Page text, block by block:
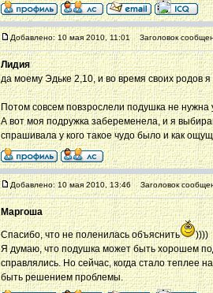
Добавлено: 10 мая 2010, 11:01 Заголовок
Лидия
да моему Эдьке 2,10, и во время своих родов
Потом совсем повзрослели подушка не нужна
А вот моя подружка забеременела, и я
спрашивала у кого такое чудо было и как
Добавлено: 10 мая 2010, 13:46 Заголовок
Маргоша
Спасибо, что не поленилась объяснить
))))
Я думаю, что подушка может быть хорошем
справлялись. Но сейчас, когда стало теплее
быть решением проблемы.